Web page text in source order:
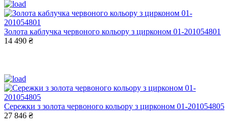
Золота каблучка червоного кольору з цирконом 01-201054801
14 490 ₴
Сережки з золота червоного кольору з цирконом 01-201054805
27 846 ₴